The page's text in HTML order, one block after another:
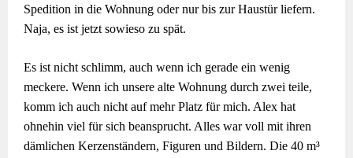
Spedition in die Wohnung oder nur bis zur Haustür liefern.
Naja, es ist jetzt sowieso zu spät.
Es ist nicht schlimm, auch wenn ich gerade ein wenig
meckere. Wenn ich unsere alte Wohnung durch zwei teile,
komm ich auch nicht auf mehr Platz für mich. Alex hat
ohnehin viel für sich beansprucht. Alles war voll mit ihren
dämlichen Kerzenständern, Figuren und Bildern. Die 40 m³